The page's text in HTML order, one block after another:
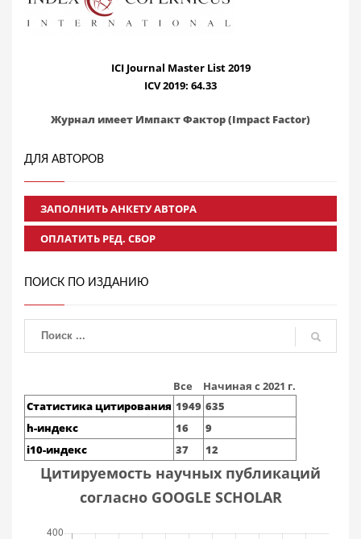
ICI Journal Master List 2019
ICV 2019: 64.33
Журнал имеет Импакт Фактор (Impact Factor)
ДЛЯ АВТОРОВ
ЗАПОЛНИТЬ АНКЕТУ АВТОРА
ОПЛАТИТЬ РЕД. СБОР
ПОИСК ПО ИЗДАНИЮ
Все
Начиная с 2021 г.
Статистика цитирования 1949 635
h-индекс
16
9
i10-индекс
37 12
Цитируемость научных публикаций
согласно GOOGLE SCHOLAR